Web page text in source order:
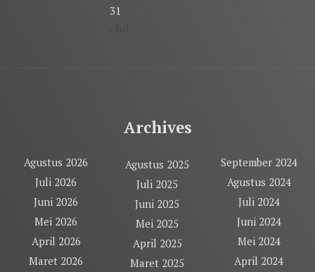
31
Archives
Agustus 2026
Juli 2026
Juni 2026
Mei 2026
April 2026
Maret 2026
Agustus 2025
Juli 2025
Juni 2025
Mei 2025
April 2025
Maret 2025
September 2024
Agustus 2024
Juli 2024
Juni 2024
Mei 2024
April 2024